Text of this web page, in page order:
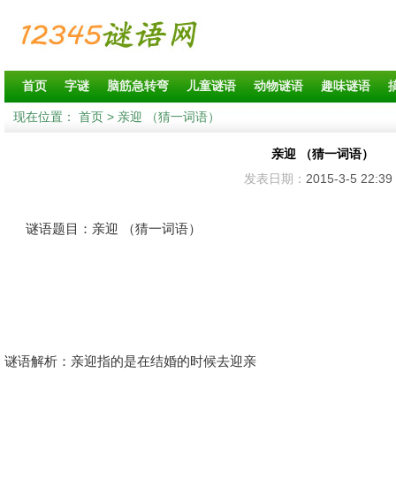
首页 字谜 脑筋急转弯 儿童谜语 动物谜语 趣味谜语
现在位置： 首页 > 亲迎 （猜一词语）
亲迎 （猜一词语）
发表日期： 2015-3-5 22:39
谜语题目：亲迎 （猜一词语）
谜语解析：亲迎指的是在结婚的时候去迎亲